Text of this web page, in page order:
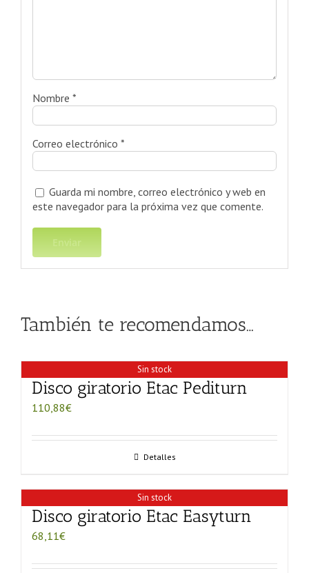
Nombre *
Correo electrónico *
Guarda mi nombre, correo electrónico y web en
este navegador para la próxima vez que comente.
También te recomendamos…
Sin stock
Disco giratorio Etac Pediturn
110,88€
Detalles
Sin stock
Disco giratorio Etac Easyturn
68,11€